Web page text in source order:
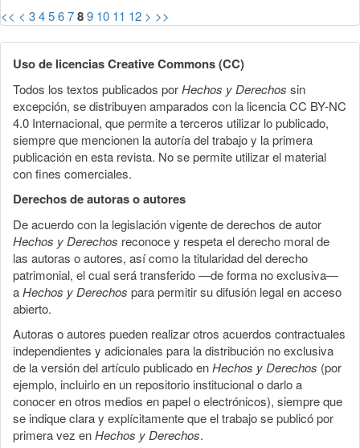
<< < 3456789 10 11 12 > >>
Uso de licencias Creative Commons (CC)
Todos los textos publicados porHechos y Derechos sin
excepción, se distribuyen amparados con la licencia CC BY-NC
4.0 Internacional, que permite a terceros utilizar lo publicado,
siempre que mencionen la autoría del trabajo y la primera
publicación en esta revista. No se permite utilizar el material
con fines comerciales.
Derechos de autoras o autores
De acuerdo con la legislación vigente de derechos de autor
Hechos y Derechos reconoce y respeta el derecho moral de
las autoras o autores, así como la titularidad del derecho
patrimonial, el cual será transferido —de forma no exclusiva—
aHechos y Derechos para permitir su difusión legal en acceso
abierto.
Autoras o autores pueden realizar otros acuerdos contractuales
independientes y adicionales para la distribución no exclusiva
de la versión del artículo publicado enHechos y Derechos (por
ejemplo, incluirlo en un repositorio institucional o darlo a
conocer en otros medios en papel o electrónicos), siempre que
se indique clara y explícitamente que el trabajo se publicó por
primera vez enHechos y Derechos.